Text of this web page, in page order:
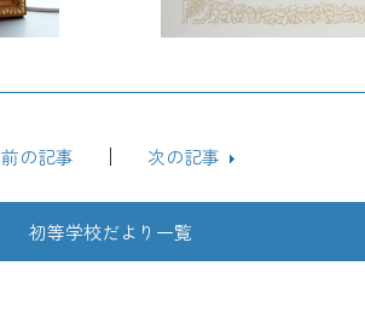
前の記事 次の記事
初等学校だより一覧